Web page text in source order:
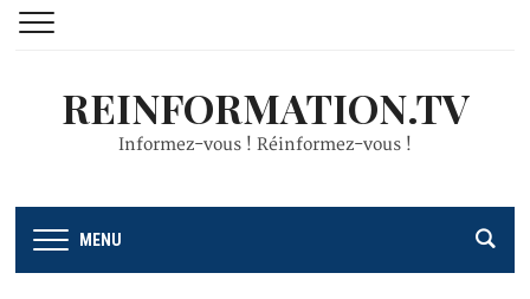
REINFORMATION.TV
Informez-vous ! Réinformez-vous !
MENU